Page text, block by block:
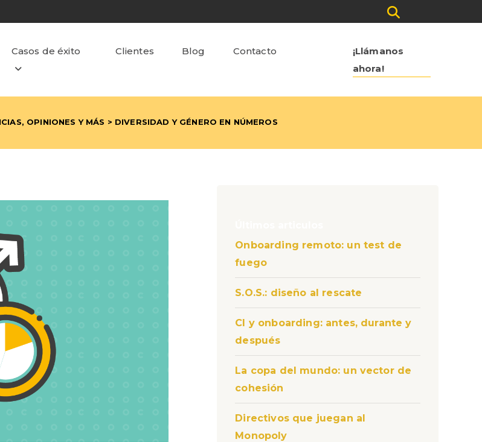
Casos de éxito Clientes Blog Contacto
¡Llámanos
ahora!
OPINIONES Y MÁS > DIVERSIDAD Y GÉNERO EN NÚMEROS
Onboarding remoto: un test de
fuego
S.O.S.: diseño al rescate
CI y onboarding: antes, durante y
después
La copa del mundo: un vector de
cohesión
Directivos que juegan al
Monopoly